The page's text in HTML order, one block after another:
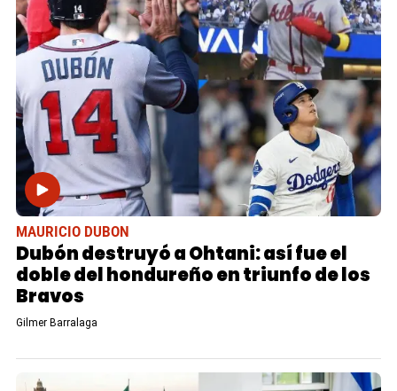
MAURICIO DUBON
Dubón destruyó a Ohtani: así fue el
doble del hondureño en triunfo de los
Bravos
Gilmer Barralaga